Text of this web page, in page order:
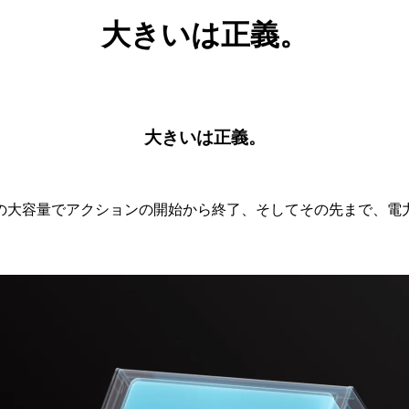
大きいは正義。
大きいは正義。
大容量でアクションの開始から終了、そしてその先まで、電